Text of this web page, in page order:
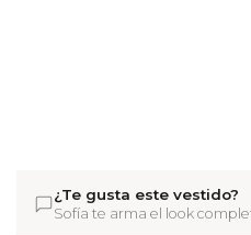
¿Te gusta este vestido?
Sofía te arma el look